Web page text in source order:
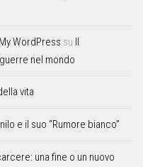
My WordPress su Il
nel mondo
vita
e il suo “Rumore bianco”
una fine o un nuovo